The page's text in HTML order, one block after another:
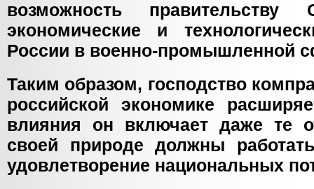
возможность
экономические и
России в военно-промышленной
Таким образом, господство
российской экономике
влияния он включает даже те
своей природе должны
удовлетворение национальных